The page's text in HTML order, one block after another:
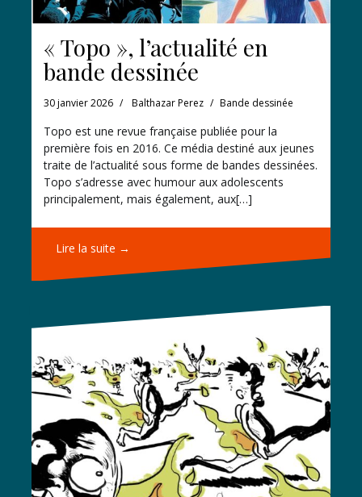
« Topo », l’actualité en
bande dessinée
30 janvier 2026 Balthazar Perez Bande dessinée
Topo est une revue française publiée pour la
première fois en 2016. Ce média destiné aux jeunes
traite de l’actualité sous forme de bandes dessinées.
Topo s’adresse avec humour aux adolescents
principalement, mais également, aux[…]
Lire la suite →